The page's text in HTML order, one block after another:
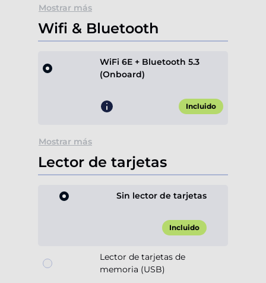
Mostrar más
Wifi & Bluetooth
WiFi 6E + Bluetooth 5.3
(Onboard)
Incluido
Mostrar más
Lector de tarjetas
Sin lector de tarjetas
Incluido
Lector de tarjetas de
memoria (USB)